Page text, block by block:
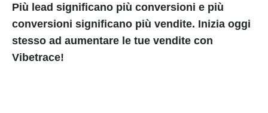
Più lead significano più conversioni e più
conversioni significano più vendite. Inizia oggi
stesso ad aumentare le tue vendite con
Vibetrace!